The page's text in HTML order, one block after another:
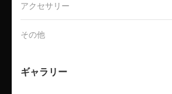
アクセサリー
その他
ギャラリー